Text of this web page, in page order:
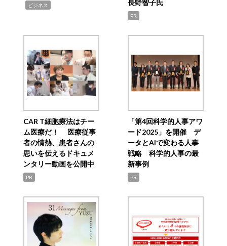
ビジネス
長野智子氏
PR
CAR T細胞療法はチー
ム医療だ！ 医療従事
者の情熱、患者さんの
思いを伝えるドキュメ
ンタリー動画を公開中
PR
「第4回科学的人事アワ
ード2025」を開催 デ
ータとAIで変わる人事
戦略 科学的人事の最
新事例
PR